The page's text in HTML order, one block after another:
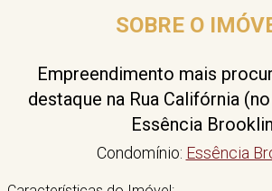
SOBRE O
Empreendimento mais
destaque na Rua Califórnia
Essência Brooklin
Condomínio: Essência